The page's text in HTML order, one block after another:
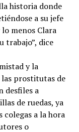
historia donde
a su jefe
menos Clara
trabajo”, dice
y la
prostitutas de
desfiles a
de ruedas, ya
colegas a la hora
o